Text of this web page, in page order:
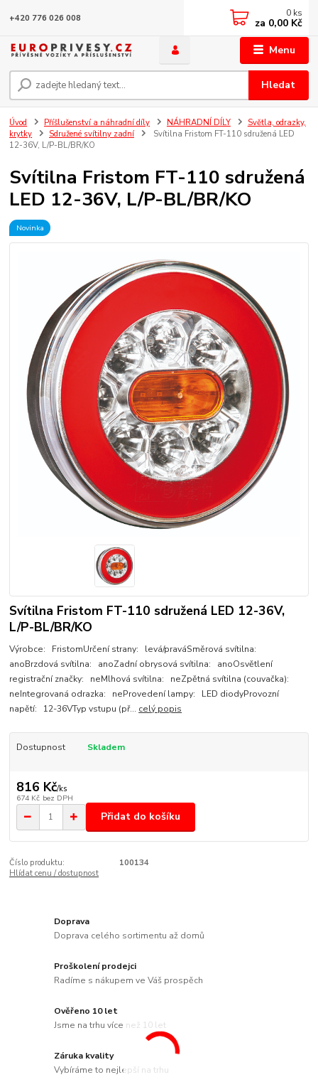
Menu
Hledat
+420 776 026 008 0 ks
za 0,00 Kč
Úvod Příšlušenství a náhradní díly NÁHRADNÍ DÍLY
Světla, odrazky,
krytky
Sdružené svítilny zadní
Svítilna Fristom FT-110 sdružená LED
12-36V, L/P-BL/BR/KO
Svítilna Fristom FT-110 sdružená
LED 12-36V, L/P-BL/BR/KO
Novinka
Svítilna Fristom FT-110 sdružená LED 12-36V,
L/P-BL/BR/KO
Výrobce: FristomUrčení strany: levá/praváSměrová svítilna:
anoBrzdová svítilna: anoZadní obrysová svítilna: anoOsvětlení
registrační značky: neMlhová svítilna: neZpětná svítilna (couvačka):
neIntegrovaná odrazka: neProvedení lampy: LED diodyProvozní
napětí: 12-36VTyp vstupu (př... celý popis
Dostupnost Skladem
816 Kč/ks
674 Kč bez DPH
Přidat do košíku
Číslo produktu:
100134
Hlídat cenu / dostupnost
Doprava
Doprava celého sortimentu až domů
Proškolení prodejci
Radíme s nákupem ve Váš prospěch
Ověřeno 10 let
Jsme na trhu více než 10 let
Záruka kvality
Vybíráme to nejlepší na trhu